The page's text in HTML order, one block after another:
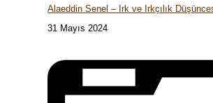
Alaeddin Senel – Irk ve Irkçılık
31 Mayıs 2024